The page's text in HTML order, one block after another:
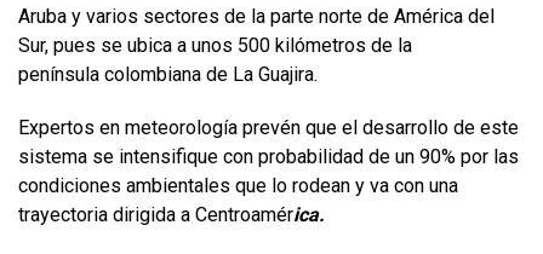
Aruba y varios sectores de la parte norte de América del
Sur, pues se ubica a unos 500 kilómetros de la
península colombiana de La Guajira.
Expertos en meteorología prevén que el desarrollo de este
sistema se intensifique con probabilidad de un 90% por las
condiciones ambientales que lo rodean y va con una
trayectoria dirigida a Centroamérica.